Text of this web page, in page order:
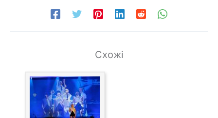
Схожі